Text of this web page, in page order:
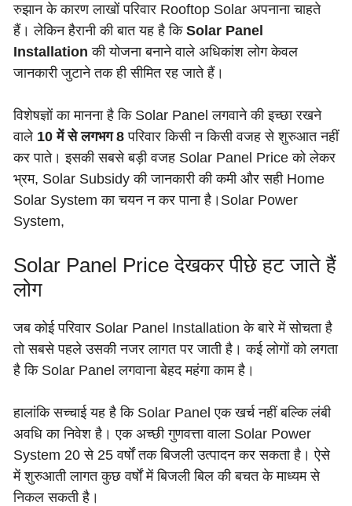
रुझान के कारण लाखों परिवार Rooftop Solar अपनाना चाहते
हैं। लेकिन हैरानी की बात यह है कि Solar Panel
Installation की योजना बनाने वाले अधिकांश लोग केवल
जानकारी जुटाने तक ही सीमित रह जाते हैं।
विशेषज्ञों का मानना है कि Solar Panel लगवाने की इच्छा रखने
वाले 10 में से लगभग 8 परिवार किसी न किसी वजह से शुरुआत नहीं
कर पाते। इसकी सबसे बड़ी वजह Solar Panel Price को लेकर
भ्रम, Solar Subsidy की जानकारी की कमी और सही Home
Solar System का चयन न कर पाना है।Solar Power
System,
Solar Panel Price देखकर पीछे हट जाते हैं
लोग
जब कोई परिवार Solar Panel Installation के बारे में सोचता है
तो सबसे पहले उसकी नजर लागत पर जाती है। कई लोगों को लगता
है कि Solar Panel लगवाना बेहद महंगा काम है।
हालांकि सच्चाई यह है कि Solar Panel एक खर्च नहीं बल्कि लंबी
अवधि का निवेश है। एक अच्छी गुणवत्ता वाला Solar Power
System 20 से 25 वर्षों तक बिजली उत्पादन कर सकता है। ऐसे
में शुरुआती लागत कुछ वर्षों में बिजली बिल की बचत के माध्यम से
निकल सकती है।